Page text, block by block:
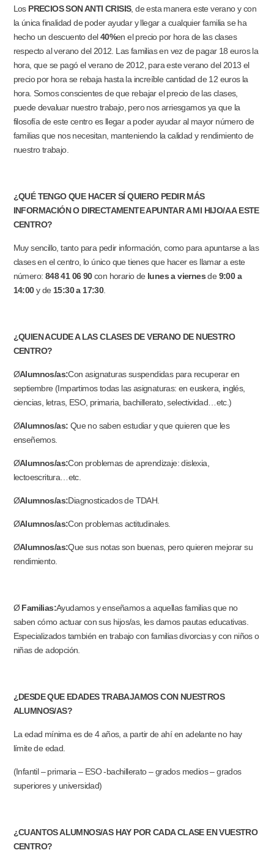
Los PRECIOS SON ANTI CRISIS, de esta manera este verano y con
la única finalidad de poder ayudar y llegar a cualquier familia se ha
hecho un descuento del40%en el precio por hora de las clases
respecto al verano del 2012. Las familias en vez de pagar 18 euros la
hora, que se pagó el verano de 2012, para este verano del 2013 el
precio por hora se rebaja hasta la increíble cantidad de 12 euros la
hora. Somos conscientes de que rebajar el precio de las clases,
puede devaluar nuestro trabajo, pero nos arriesgamos ya que la
filosofía de este centro es llegar a poder ayudar al mayor número de
familias que nos necesitan, manteniendo la calidad y rendimiento de
nuestro trabajo.
¿QUÉ TENGO QUE HACER SÍ QUIERO PEDIR MÁS
INFORMACIÓN O DIRECTAMENTE APUNTAR A MI HIJO/A A ESTE
CENTRO?
Muy sencillo, tanto para pedir información, como para apuntarse a las
clases en el centro, lo único que tienes que hacer es llamar a este
número: 848 41 06 90con horario de lunes a viernesde 9:00 a
14:00y de 15:30 a 17:30.
¿QUIEN ACUDE A LAS CLASES DE VERANO DE NUESTRO
CENTRO?
ØAlumnos/as:Con asignaturas suspendidas para recuperar en
septiembre (Impartimos todas las asignaturas: en euskera, inglés,
ciencias, letras, ESO, primaria, bachillerato, selectividad…etc.)
ØAlumnos/as: Que no saben estudiar y que quieren que les
enseñemos.
ØAlumnos/as:Con problemas de aprendizaje: dislexia,
lectoescritura…etc.
ØAlumnos/as:Diagnosticados de TDAH.
ØAlumnos/as:Con problemas actitudinales.
ØAlumnos/as:Que sus notas son buenas, pero quieren mejorar su
rendimiento.
ØFamilias:Ayudamos y enseñamos a aquellas familias que no
saben cómo actuar con sus hijos/as, les damos pautas educativas.
Especializados también en trabajo con familias divorcias y con niños o
niñas de adopción.
¿DESDE QUE EDADES TRABAJAMOS CON NUESTROS
ALUMNOS/AS?
La edad mínima es de 4 años, a partir de ahí en adelante no hay
límite de edad.
(Infantil – primaria – ESO -bachillerato – grados medios – grados
superiores y universidad)
¿CUANTOS ALUMNOS/AS HAY POR CADA CLASE EN VUESTRO
CENTRO?